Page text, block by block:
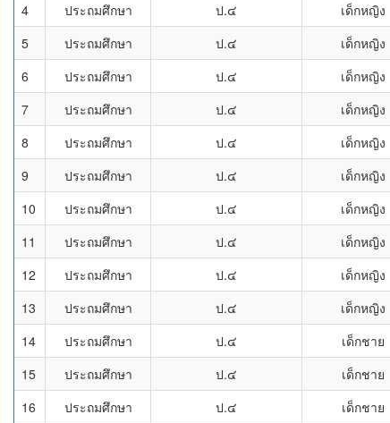
4
ประถมศึกษา ป.๔ เด็กหญิง
5
ประถมศึกษา ป.๔ เด็กหญิง
6
ประถมศึกษา ป.๔ เด็กหญิง
7
ประถมศึกษา ป.๔ เด็กหญิง
8
ประถมศึกษา ป.๔ เด็กหญิง
9
ประถมศึกษา ป.๔ เด็กหญิง
10
ประถมศึกษา ป.๔ เด็กหญิง
11
ประถมศึกษา ป.๔ เด็กหญิง
12
ประถมศึกษา ป.๔ เด็กหญิง
13
ประถมศึกษา ป.๔ เด็กหญิง
14
ประถมศึกษา ป.๔ เด็กชาย
15
ประถมศึกษา ป.๔ เด็กชาย
16
ประถมศึกษา ป.๔ เด็กชาย